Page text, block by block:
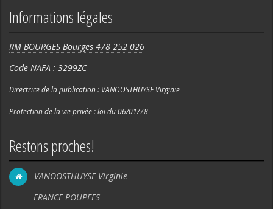
Informations légales
RM BOURGES Bourges 478 252 026
Code NAFA : 3299ZC
Directrice de la publication : VANOOSTHUYSE Virginie
Protection de la vie privée : loi du 06/01/78
Restons proches!
VANOOSTHUYSE Virginie
FRANCE POUPEES